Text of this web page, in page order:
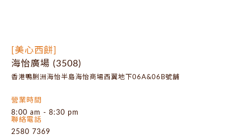
[美心西餅]
海怡廣場 (3508)
香港鴨脷洲海怡半島海怡商場西翼地下06A&06B號舖
營業時間
8:00 am - 8:30 pm
聯絡電話
2580 7369